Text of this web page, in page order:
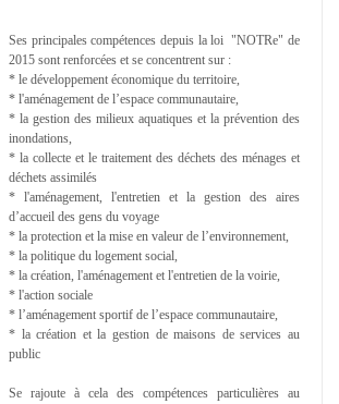
Ses principales compétences depuis la loi "NOTRe" de
2015 sont renforcées et se concentrent sur :
* le développement économique du territoire,
* l'aménagement de l’espace communautaire,
* la gestion des milieux aquatiques et la prévention des
inondations,
* la collecte et le traitement des déchets des ménages et
déchets assimilés
* l'aménagement, l'entretien et la gestion des aires
d’accueil des gens du voyage
* la protection et la mise en valeur de l’environnement,
* la politique du logement social,
* la création, l'aménagement et l'entretien de la voirie,
* l'action sociale
* l’aménagement sportif de l’espace communautaire,
* la création et la gestion de maisons de services au
public
Se rajoute à cela des compétences particulières au